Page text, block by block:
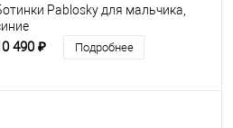
Pablosky для мальчика,
490 ₽ Подробнее